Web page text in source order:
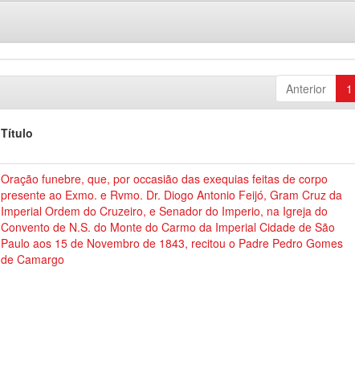
Anterior 1
Título
Oração funebre, que, por occasião das exequias feitas de corpo
presente ao Exmo. e Rvmo. Dr. Diogo Antonio Feijó, Gram Cruz da
Imperial Ordem do Cruzeiro, e Senador do Imperio, na Igreja do
Convento de N.S. do Monte do Carmo da Imperial Cidade de São
Paulo aos 15 de Novembro de 1843, recitou o Padre Pedro Gomes
de Camargo